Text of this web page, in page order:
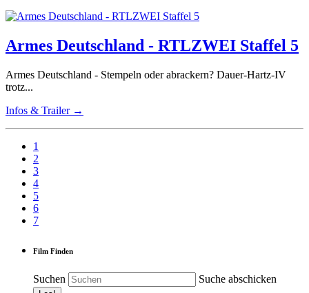
Armes Deutschland - RTLZWEI Staffel 5
Armes Deutschland - Stempeln oder abrackern? Dauer-Hartz-IV
trotz...
Infos & Trailer →
1
2
3
4
5
6
7
Film Finden
Suchen Suche abschicken